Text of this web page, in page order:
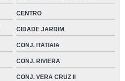
CENTRO
CIDADE JARDIM
CONJ. ITATIAIA
CONJ. RIVIERA
CONJ. VERA CRUZ II